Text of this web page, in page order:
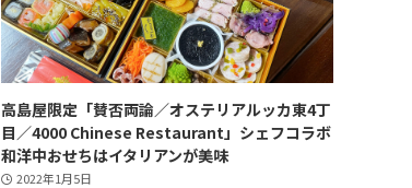
高島屋限定「賛否両論／オステリアルッカ東4丁
目／4000 Chinese Restaurant」シェフコラボ
和洋中おせちはイタリアンが美味
2022年1月5日